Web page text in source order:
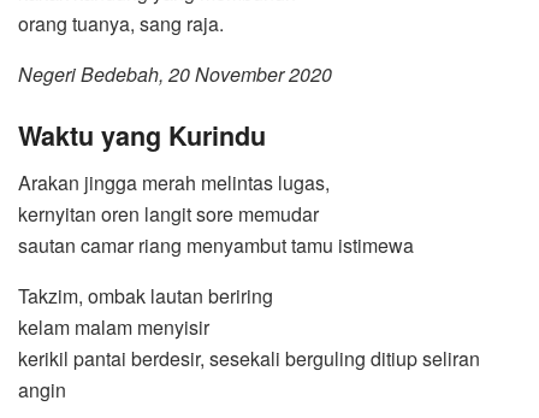
orang tuanya, sang raja.
Negeri Bedebah, 20 November 2020
Waktu yang Kurindu
Arakan jingga merah melintas lugas,
kernyitan oren langit sore memudar
sautan camar riang menyambut tamu istimewa
Takzim, ombak lautan beriring
kelam malam menyisir
kerikil pantai berdesir, sesekali berguling ditiup seliran
angin